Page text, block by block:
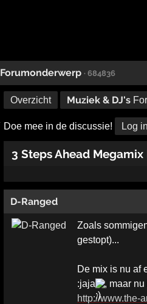
Forumonderwerp · 684836
Overzicht Muziek & DJ's
Doe mee in de discussie! Log in
3 Steps Ahead
D-Ranged
Zoals
gestopt)...
De mix is nu af
:jaja
, maar
http://www.the-